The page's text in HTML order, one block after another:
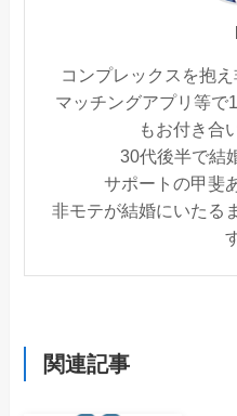
コンプレックスを抱
マッチングアプリ等で
もお付き合
30代後半で結
サポートの甲斐
非モテが結婚にいたる
関連記事